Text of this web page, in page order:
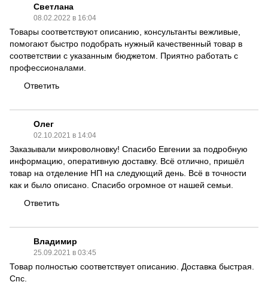
Светлана
08.02.2022 в 16:04
Товары соответствуют описанию, консультанты вежливые,
помогают быстро подобрать нужный качественный товар в
соответствии с указанным бюджетом. Приятно работать с
профессионалами.
Ответить
Олег
02.10.2021 в 14:04
Заказывали микроволновку! Спасибо Евгении за подробную
информацию, оперативную доставку. Всё отлично, пришёл
товар на отделение НП на следующий день. Всё в точности
как и было описано. Спасибо огромное от нашей семьи.
Ответить
Владимир
25.09.2021 в 03:45
Товар полностью соответствует описанию. Доставка быстрая.
Спс.